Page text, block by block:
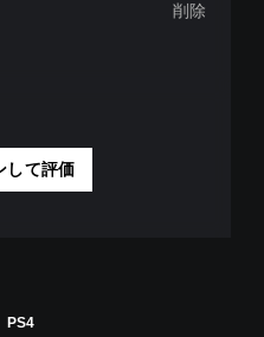
して評価
削除
PS4